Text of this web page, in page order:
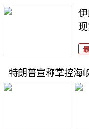
特朗普宣称掌控海